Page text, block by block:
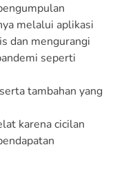
melalui aplikasi
dan mengurangi
seperti
tambahan yang
karena cicilan